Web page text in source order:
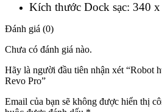
Kích thước Dock sạc: 340
Đánh giá (0)
Chưa có đánh giá nào.
Hãy là người đầu tiên nhận xét “Robot
Revo Pro”
Email của bạn sẽ không được hiển thị